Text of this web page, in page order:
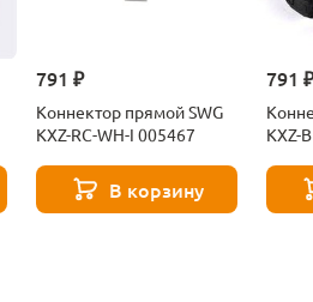
791 ₽
Коннектор прямой SWG
KXZ-RC-WH-I 005467
В корзину
791
KXZ-